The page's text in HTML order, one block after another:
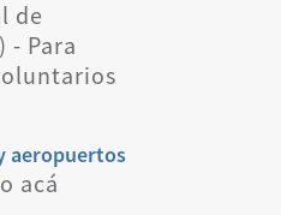
de
- Para
aeropuertos
acá